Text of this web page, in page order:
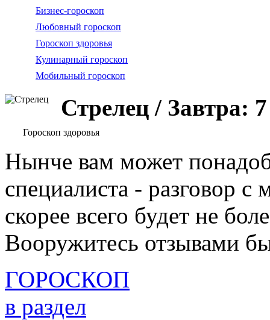
Бизнес-гороскоп
Любовный гороскоп
Гороскоп здоровья
Кулинарный гороскоп
Мобильный гороскоп
Стрелец / Завтра:
Гороскоп здоровья
Нынче вам может
специалиста - разговор
скорее всего будет не
Вооружитесь отзывами
ГОРОСКОП
в раздел